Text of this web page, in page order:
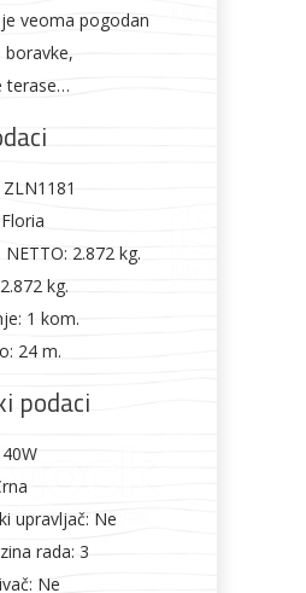
veoma pogodan
boravke,
terase…
ZLN1181
Floria
NETTO: 2.872 kg.
kg.
1 kom.
24 m.
podaci
upravljač: Ne
rada: 3
Ne